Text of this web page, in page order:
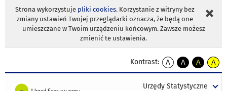
Strona wykorzystuje pliki cookies. Korzystanie z witryny bez
zmiany ustawień Twojej przeglądarki oznacza, że będą one
umieszczane w Twoim urządzeniu końcowym. Zawsze możesz
zmienić te ustawienia.
Kontrast:
A
kontrast
A
kontrast
tekst
A
kontrast
tekst
A
tekst
Urzędy Statystyczne